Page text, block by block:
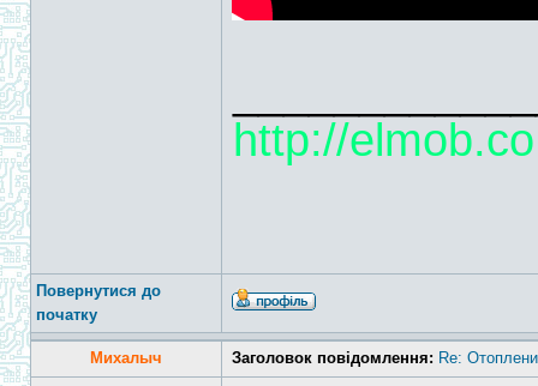
http://elmob.co
Повернутися до
початку
Михалыч Заголовок повідомлення: Re: